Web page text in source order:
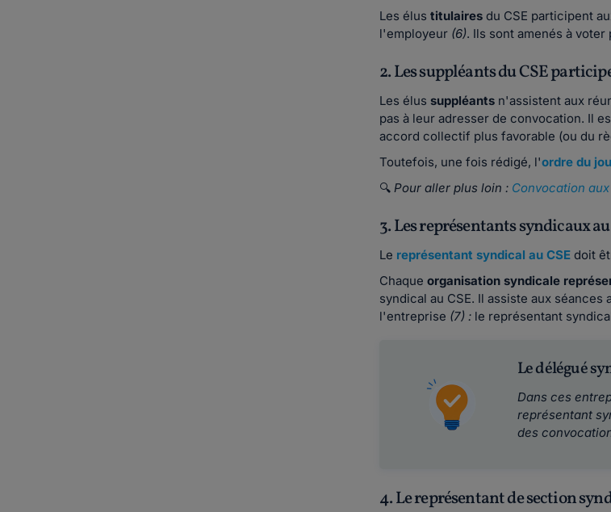
Les élustitulaires du CSE participent
l'employeur (6). Ils sont amenés à
2. Les suppléants du CSE
Les élus suppléants n'assistent aux
pas à leur adresser de convocation. Il
accord collectif plus favorable (ou du
Toutefois, une fois rédigé, l'ordre du
🔍Pour aller plus loin : Convocation
3. Les représentants syndicaux
Le représentant syndical au CSE doit
Chaque organisation syndicale
syndical au CSE. Il assiste aux
l'entreprise (7) : le représentant
Le délégué
Dans ces
représentant
des
4. Le représentant de section